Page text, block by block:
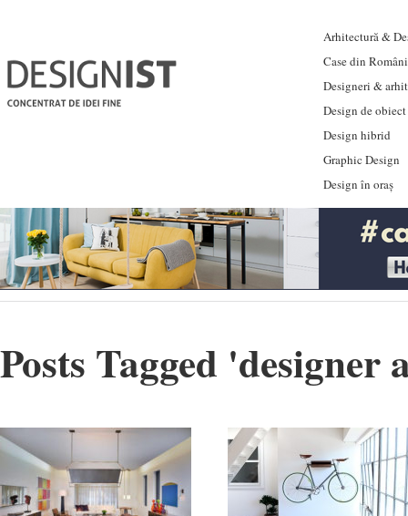
Arhitectură &
Case din
Designeri &
Design de obiect
Design hibrid
Graphic Design
Design în oraș
Posts Tagged 'designer